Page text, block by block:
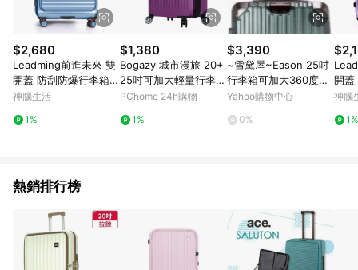
POINTS點數資格亦不得使用點數紅包 。 《7》LINE購物設有
「單一商品最高回饋點數」機制 (特殊活動時開放「回饋無上
限」)，以同一訂單中同一商品不論件數計算，並依訂單成立時間
當下LINE購物所設定的回饋機制為準。 《8》LINE購物為購物資
訊整合性平台，商品資料更新會有時間差，如顯示之商品規格、
顏色、價位、贈品與PChome 24h購物銷售網頁不符，以銷售網
頁標示為準！
$2,680
Leadming前進未來 雙
開蓋 防刮防爆行李箱2
9吋冰鑽藍
神腦生活
1%
$1,380
Bogazy 城市漫旅 20+
25吋可加大輕量行李箱
(多色任選)
PChome 24h購物
1%
$3,390
~雪黛屋~Eason 25吋
行李箱可加大360度旋
轉避震飛機輪防撞護角
U009
Yahoo購物中心
0%
開蓋
5吋
神腦
1%
熱銷排行榜